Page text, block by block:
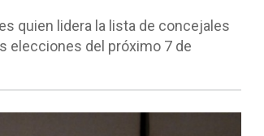
quien lidera la lista de concejales
elecciones del próximo 7 de